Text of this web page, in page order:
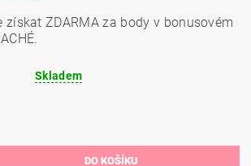
získat ZDARMA za body v bonusovém
Skladem